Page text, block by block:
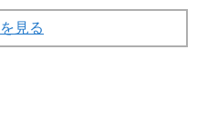
見る